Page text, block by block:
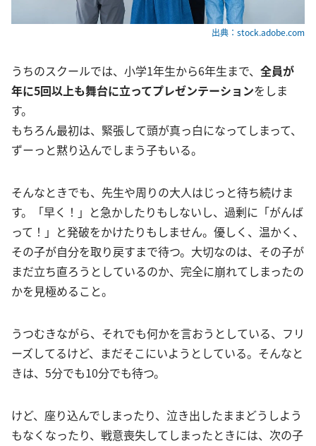
出典：stock.adobe.com
うちのスクールでは、小学1年生から6年生まで、 全員が
年に5回以上も舞台に立ってプレゼンテーションをしま
す。
もちろん最初は、緊張して頭が真っ白になってしまって、
ずーっと黙り込んでしまう子もいる。
そんなときでも、先生や周りの大人はじっと待ち続けま
す。「早く！」と急かしたりもしないし、過剰に「がんば
って！」と発破をかけたりもしません。優しく、温かく、
その子が自分を取り戻すまで待つ。大切なのは、その子が
まだ立ち直ろうとしているのか、完全に崩れてしまったの
かを見極めること。
うつむきながら、それでも何かを言おうとしている、フリ
ーズしてるけど、まだそこにいようとしている。そんなと
きは、5分でも10分でも待つ。
けど、座り込んでしまったり、泣き出したままどうしよう
もなくなったり、戦意喪失してしまったときには、次の子